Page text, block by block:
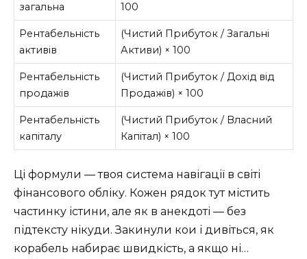
загальна
100
Рентабельність
активів
(Чистий Прибуток / Загальні
Активи) × 100
Рентабельність
продажів
(Чистий Прибуток / Дохід від
Продажів) × 100
Рентабельність
капіталу
(Чистий Прибуток / Власний
Капітал) × 100
Ці формули — твоя система навігації в світі
фінансового обліку. Кожен рядок тут містить
частинку істини, але як в анекдоті — без
підтексту нікуди. Закинули кои і дивіться, як
корабель набирає швидкість, а якщо ні…